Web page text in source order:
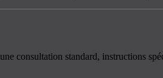
consultation standard, instructions